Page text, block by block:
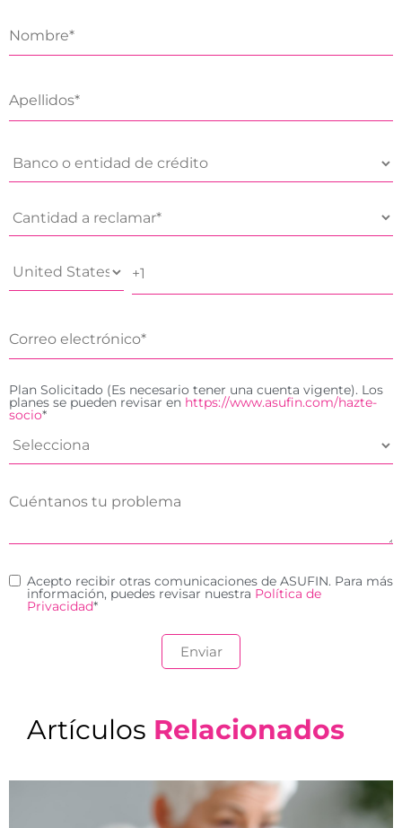
Plan Solicitado (Es necesario tener una cuenta vigente). Los
planes se pueden revisar en https://www.asufin.com/hazte-
socio*
Acepto recibir otras comunicaciones de ASUFIN. Para más
información, puedes revisar nuestra Política de
Privacidad*
Artículos Relacionados